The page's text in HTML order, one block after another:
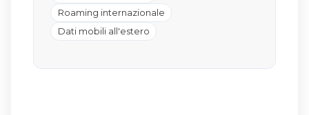
Roaming internazionale
Dati mobili all'estero